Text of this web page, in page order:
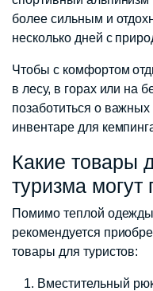
более сильным и
несколько дней с
Чтобы с комфортом
в лесу, в горах или на
позаботиться о
инвентаре для
Какие товары
туризма могут
Помимо теплой
рекомендуется
товары для туристов:
Вместительный